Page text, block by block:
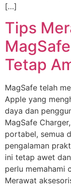
[…]
Tips
Tetap
MagSafe telah
Apple yang
daya dan
MagSafe
portabel, semua
pengalaman
ini tetap awet
perlu memahami
Merawat